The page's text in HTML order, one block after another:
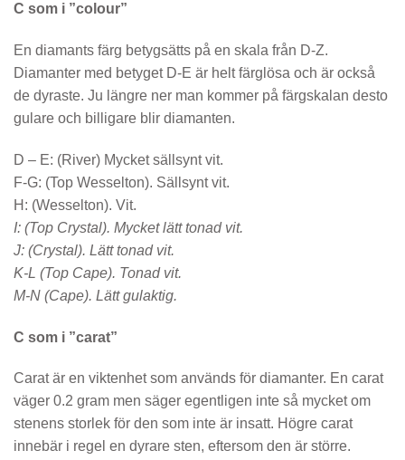
C som i ”colour”
En diamants färg betygsätts på en skala från D-Z.
Diamanter med betyget D-E är helt färglösa och är också
de dyraste. Ju längre ner man kommer på färgskalan desto
gulare och billigare blir diamanten.
D – E: (River) Mycket sällsynt vit.
F-G: (Top Wesselton). Sällsynt vit.
H: (Wesselton). Vit.
I: (Top Crystal). Mycket lätt tonad vit.
J: (Crystal). Lätt tonad vit.
K-L (Top Cape). Tonad vit.
M-N (Cape). Lätt gulaktig.
C som i ”carat”
Carat är en viktenhet som används för diamanter. En carat
väger 0.2 gram men säger egentligen inte så mycket om
stenens storlek för den som inte är insatt. Högre carat
innebär i regel en dyrare sten, eftersom den är större.